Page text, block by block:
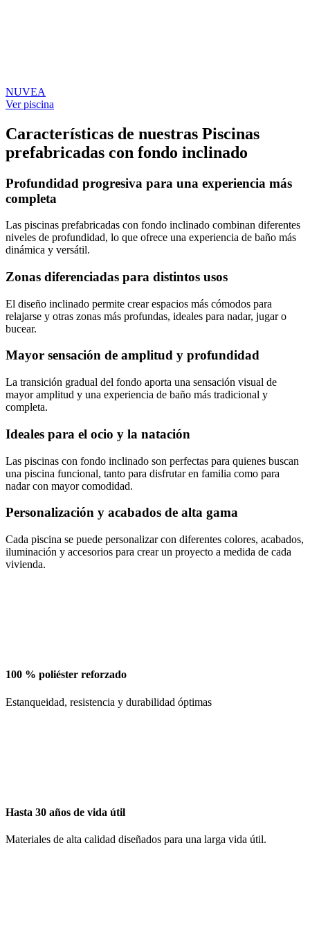
NUVEA
Ver piscina
Características de nuestras Piscinas
prefabricadas con fondo inclinado
Profundidad progresiva para una experiencia más
completa
Las piscinas prefabricadas con fondo inclinado combinan diferentes
niveles de profundidad, lo que ofrece una experiencia de baño más
dinámica y versátil.
Zonas diferenciadas para distintos usos
El diseño inclinado permite crear espacios más cómodos para
relajarse y otras zonas más profundas, ideales para nadar, jugar o
bucear.
Mayor sensación de amplitud y profundidad
La transición gradual del fondo aporta una sensación visual de
mayor amplitud y una experiencia de baño más tradicional y
completa.
Ideales para el ocio y la natación
Las piscinas con fondo inclinado son perfectas para quienes buscan
una piscina funcional, tanto para disfrutar en familia como para
nadar con mayor comodidad.
Personalización y acabados de alta gama
Cada piscina se puede personalizar con diferentes colores, acabados,
iluminación y accesorios para crear un proyecto a medida de cada
vivienda.
100 % poliéster reforzado
Estanqueidad, resistencia y durabilidad óptimas
Hasta 30 años de vida útil
Materiales de alta calidad diseñados para una larga vida útil.